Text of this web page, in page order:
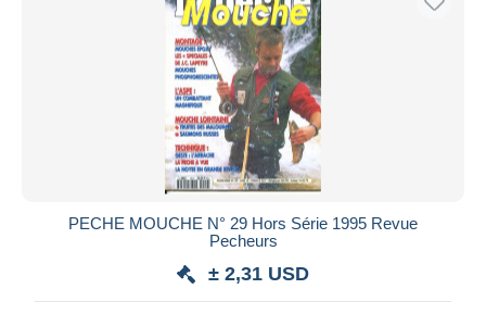
PECHE MOUCHE N° 29 Hors Série 1995 Revue
Pecheurs
± 2,31 USD